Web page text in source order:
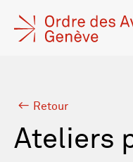
Retour
Ateliers